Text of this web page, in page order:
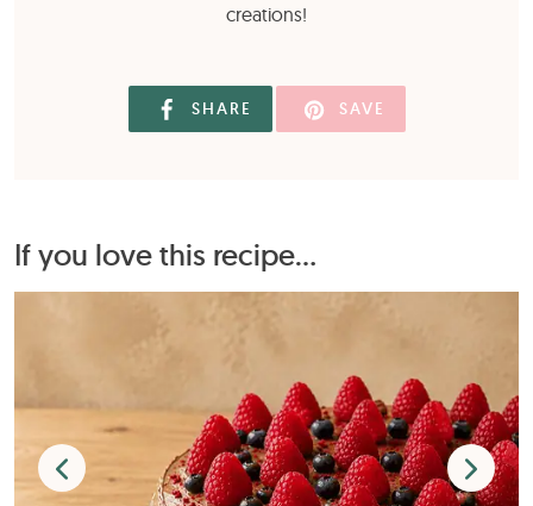
creations!
SHARE SAVE
If you love this recipe...